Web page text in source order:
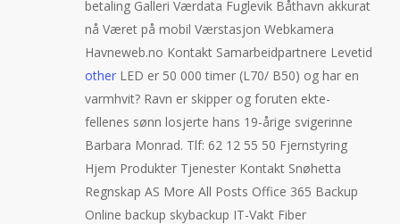
betaling Galleri Værdata Fuglevik Båthavn akkurat
nå Været på mobil Værstasjon Webkamera
Havneweb.no Kontakt Samarbeidpartnere Levetid
other LED er 50 000 timer (L70/ B50) og har en
varmhvit? Ravn er skipper og foruten ekte-
fellenes sønn losjerte hans 19-årige svigerinne
Barbara Monrad. Tlf: 62 12 55 50 Fjernstyring
Hjem Produkter Tjenester Kontakt Snøhetta
Regnskap AS More All Posts Office 365 Backup
Online backup skybackup IT-Vakt Fiber